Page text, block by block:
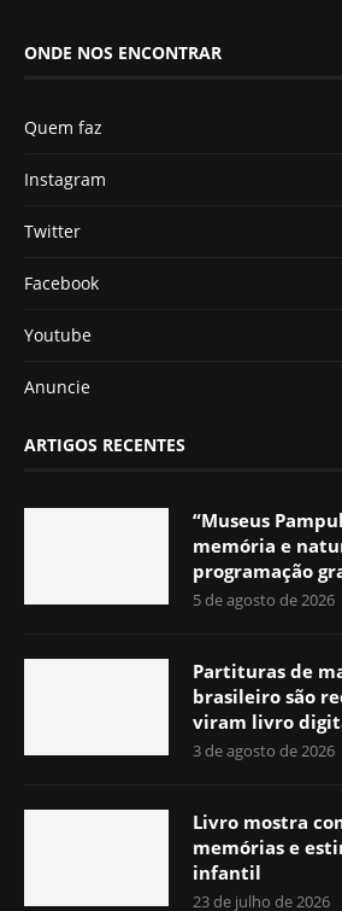
ONDE NOS ENCONTRAR
Quem faz
Instagram
Twitter
Facebook
Youtube
Anuncie
ARTIGOS RECENTES
“Museus
memória e
programação
5 de agosto de 2026
Partituras de
brasileiro são
viram livro
3 de agosto de 2026
Livro mostra
memórias e
infantil
23 de julho de 2026